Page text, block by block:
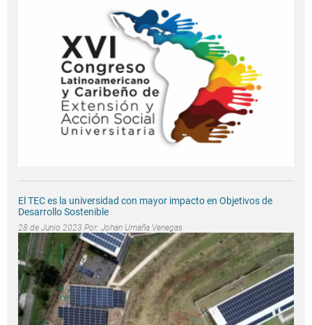
El TEC es la universidad con mayor impacto en Objetivos de
Desarrollo Sostenible
28 de Junio 2023 Por: Johan Umaña Venegas